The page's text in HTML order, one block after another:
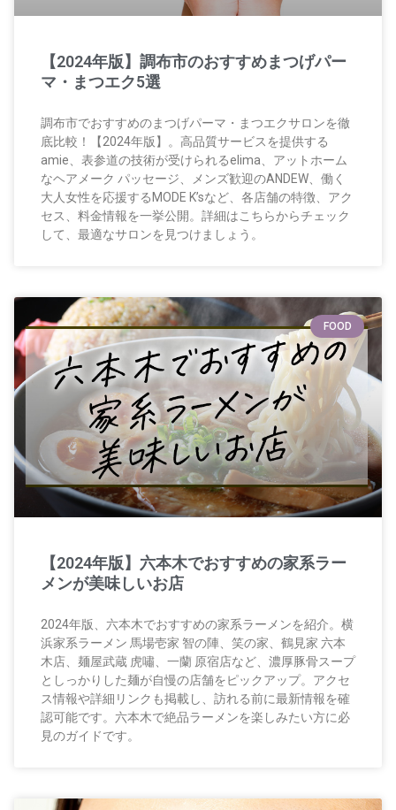
【2024年版】調布市のおすすめまつげパー
マ・まつエク5選
調布市でおすすめのまつげパーマ・まつエクサロンを徹
底比較！【2024年版】。高品質サービスを提供する
amie、表参道の技術が受けられるelima、アットホーム
なヘアメーク パッセージ、メンズ歓迎のANDEW、働く
大人女性を応援するMODE K’sなど、各店舗の特徴、アク
セス、料金情報を一挙公開。詳細はこちらからチェック
して、最適なサロンを見つけましょう。
FOOD
【2024年版】六本木でおすすめの家系ラー
メンが美味しいお店
2024年版、六本木でおすすめの家系ラーメンを紹介。横
浜家系ラーメン 馬場壱家 智の陣、笑の家、鶴見家 六本
木店、麺屋武蔵 虎嘯、一蘭 原宿店など、濃厚豚骨スープ
としっかりした麺が自慢の店舗をピックアップ。アクセ
ス情報や詳細リンクも掲載し、訪れる前に最新情報を確
認可能です。六本木で絶品ラーメンを楽しみたい方に必
見のガイドです。